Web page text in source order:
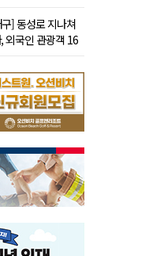
] 동성로 지나쳐
외국인 관광객 16